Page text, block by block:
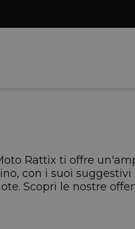
Rattix ti offre
con i suoi
Scopri le nostre